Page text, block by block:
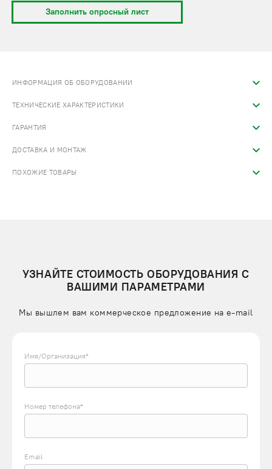
Заполнить опросный лист
ИНФОРМАЦИЯ ОБ ОБОРУДОВАНИИ
ТЕХНИЧЕСКИЕ ХАРАКТЕРИСТИКИ
ГАРАНТИЯ
ДОСТАВКА И МОНТАЖ
ПОХОЖИЕ ТОВАРЫ
УЗНАЙТЕ СТОИМОСТЬ ОБОРУДОВАНИЯ С
ВАШИМИ ПАРАМЕТРАМИ
Мы вышлем вам коммерческое предложение на e-mail
Имя/Организация*
Номер телефона*
Email